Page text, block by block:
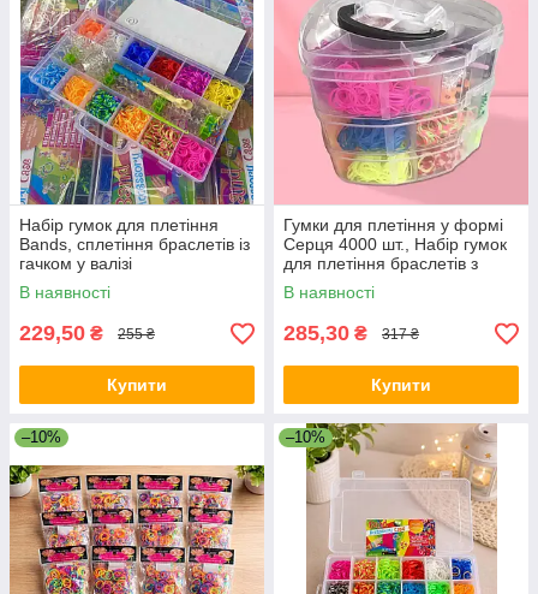
Набір гумок для плетіння
Bands, сплетіння браслетів із
гачком у валізі
В наявності
229,50 ₴ 255 ₴
Купити
Гумки для плетіння у формі
Серця 4000 шт., Набір гумок
для плетіння браслетів з
інструментами Серце
В наявності
285,30 ₴ 317 ₴
Купити
–10% –10%